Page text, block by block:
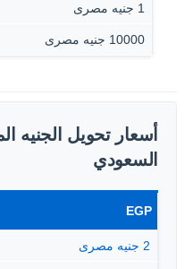
1 جنيه مصرى
10000 جنيه مصرى
أسعار تحويل الجنيه
السعودي
EGP
2 جنيه مصرى